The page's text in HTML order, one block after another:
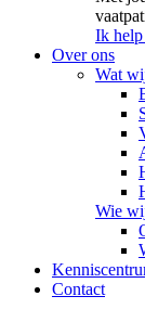
Ik help
Over ons
Wat
Wie
Contact